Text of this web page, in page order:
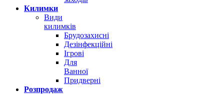
Килимки
Види
килимків
Брудозахисні
Дезінфекційні
Ігрові
Для
Ванної
Придверні
Розпродаж